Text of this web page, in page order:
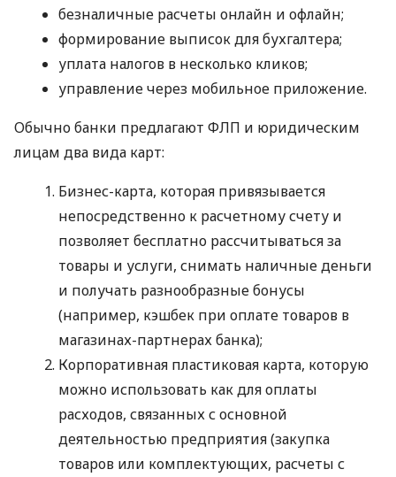
безналичные расчеты онлайн и офлайн;
формирование выписок для бухгалтера;
уплата налогов в несколько кликов;
управление через мобильное приложение.
Обычно банки предлагают ФЛП и юридическим
лицам два вида карт:
Бизнес-карта, которая привязывается
непосредственно к расчетному счету и
позволяет бесплатно рассчитываться за
товары и услуги, снимать наличные деньги
и получать разнообразные бонусы
(например, кэшбек при оплате товаров в
магазинах-партнерах банка);
Корпоративная пластиковая карта, которую
можно использовать как для оплаты
расходов, связанных с основной
деятельностью предприятия (закупка
товаров или комплектующих, расчеты с